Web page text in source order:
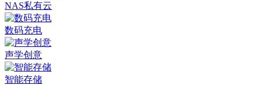
NAS私有云
数码充电
声学创意
智能存储